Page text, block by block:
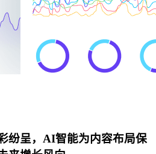
纷呈，AI智能为内容布局保